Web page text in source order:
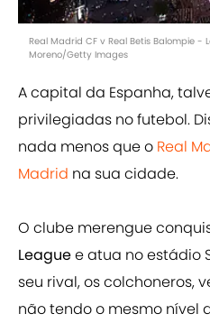
Real Madrid CF v Real Betis Balompie -
Moreno/Getty Images
A capital da Espanha,
privilegiadas no futebol.
nada menos que o Real
Madrid na sua cidade.
O clube merengue
Leaguee atua no estádio
seu rival, os colchoneros,
não tendo o mesmo nível